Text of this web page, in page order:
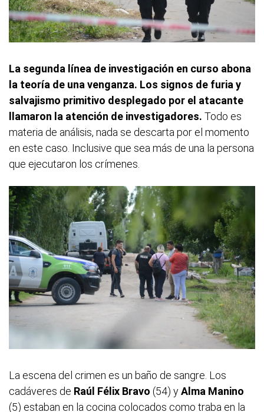
La segunda línea de investigación en curso abona
la teoría de una venganza. Los signos de furia y
salvajismo primitivo desplegado por el atacante
llamaron la atención de investigadores. Todo es
materia de análisis, nada se descarta por el momento
en este caso. Inclusive que sea más de una la persona
que ejecutaron los crímenes.
La escena del crimen es un baño de sangre. Los
cadáveres de Raúl Félix Bravo (54) yAlma Manino
(5) estaban en la cocina colocados como traba en la